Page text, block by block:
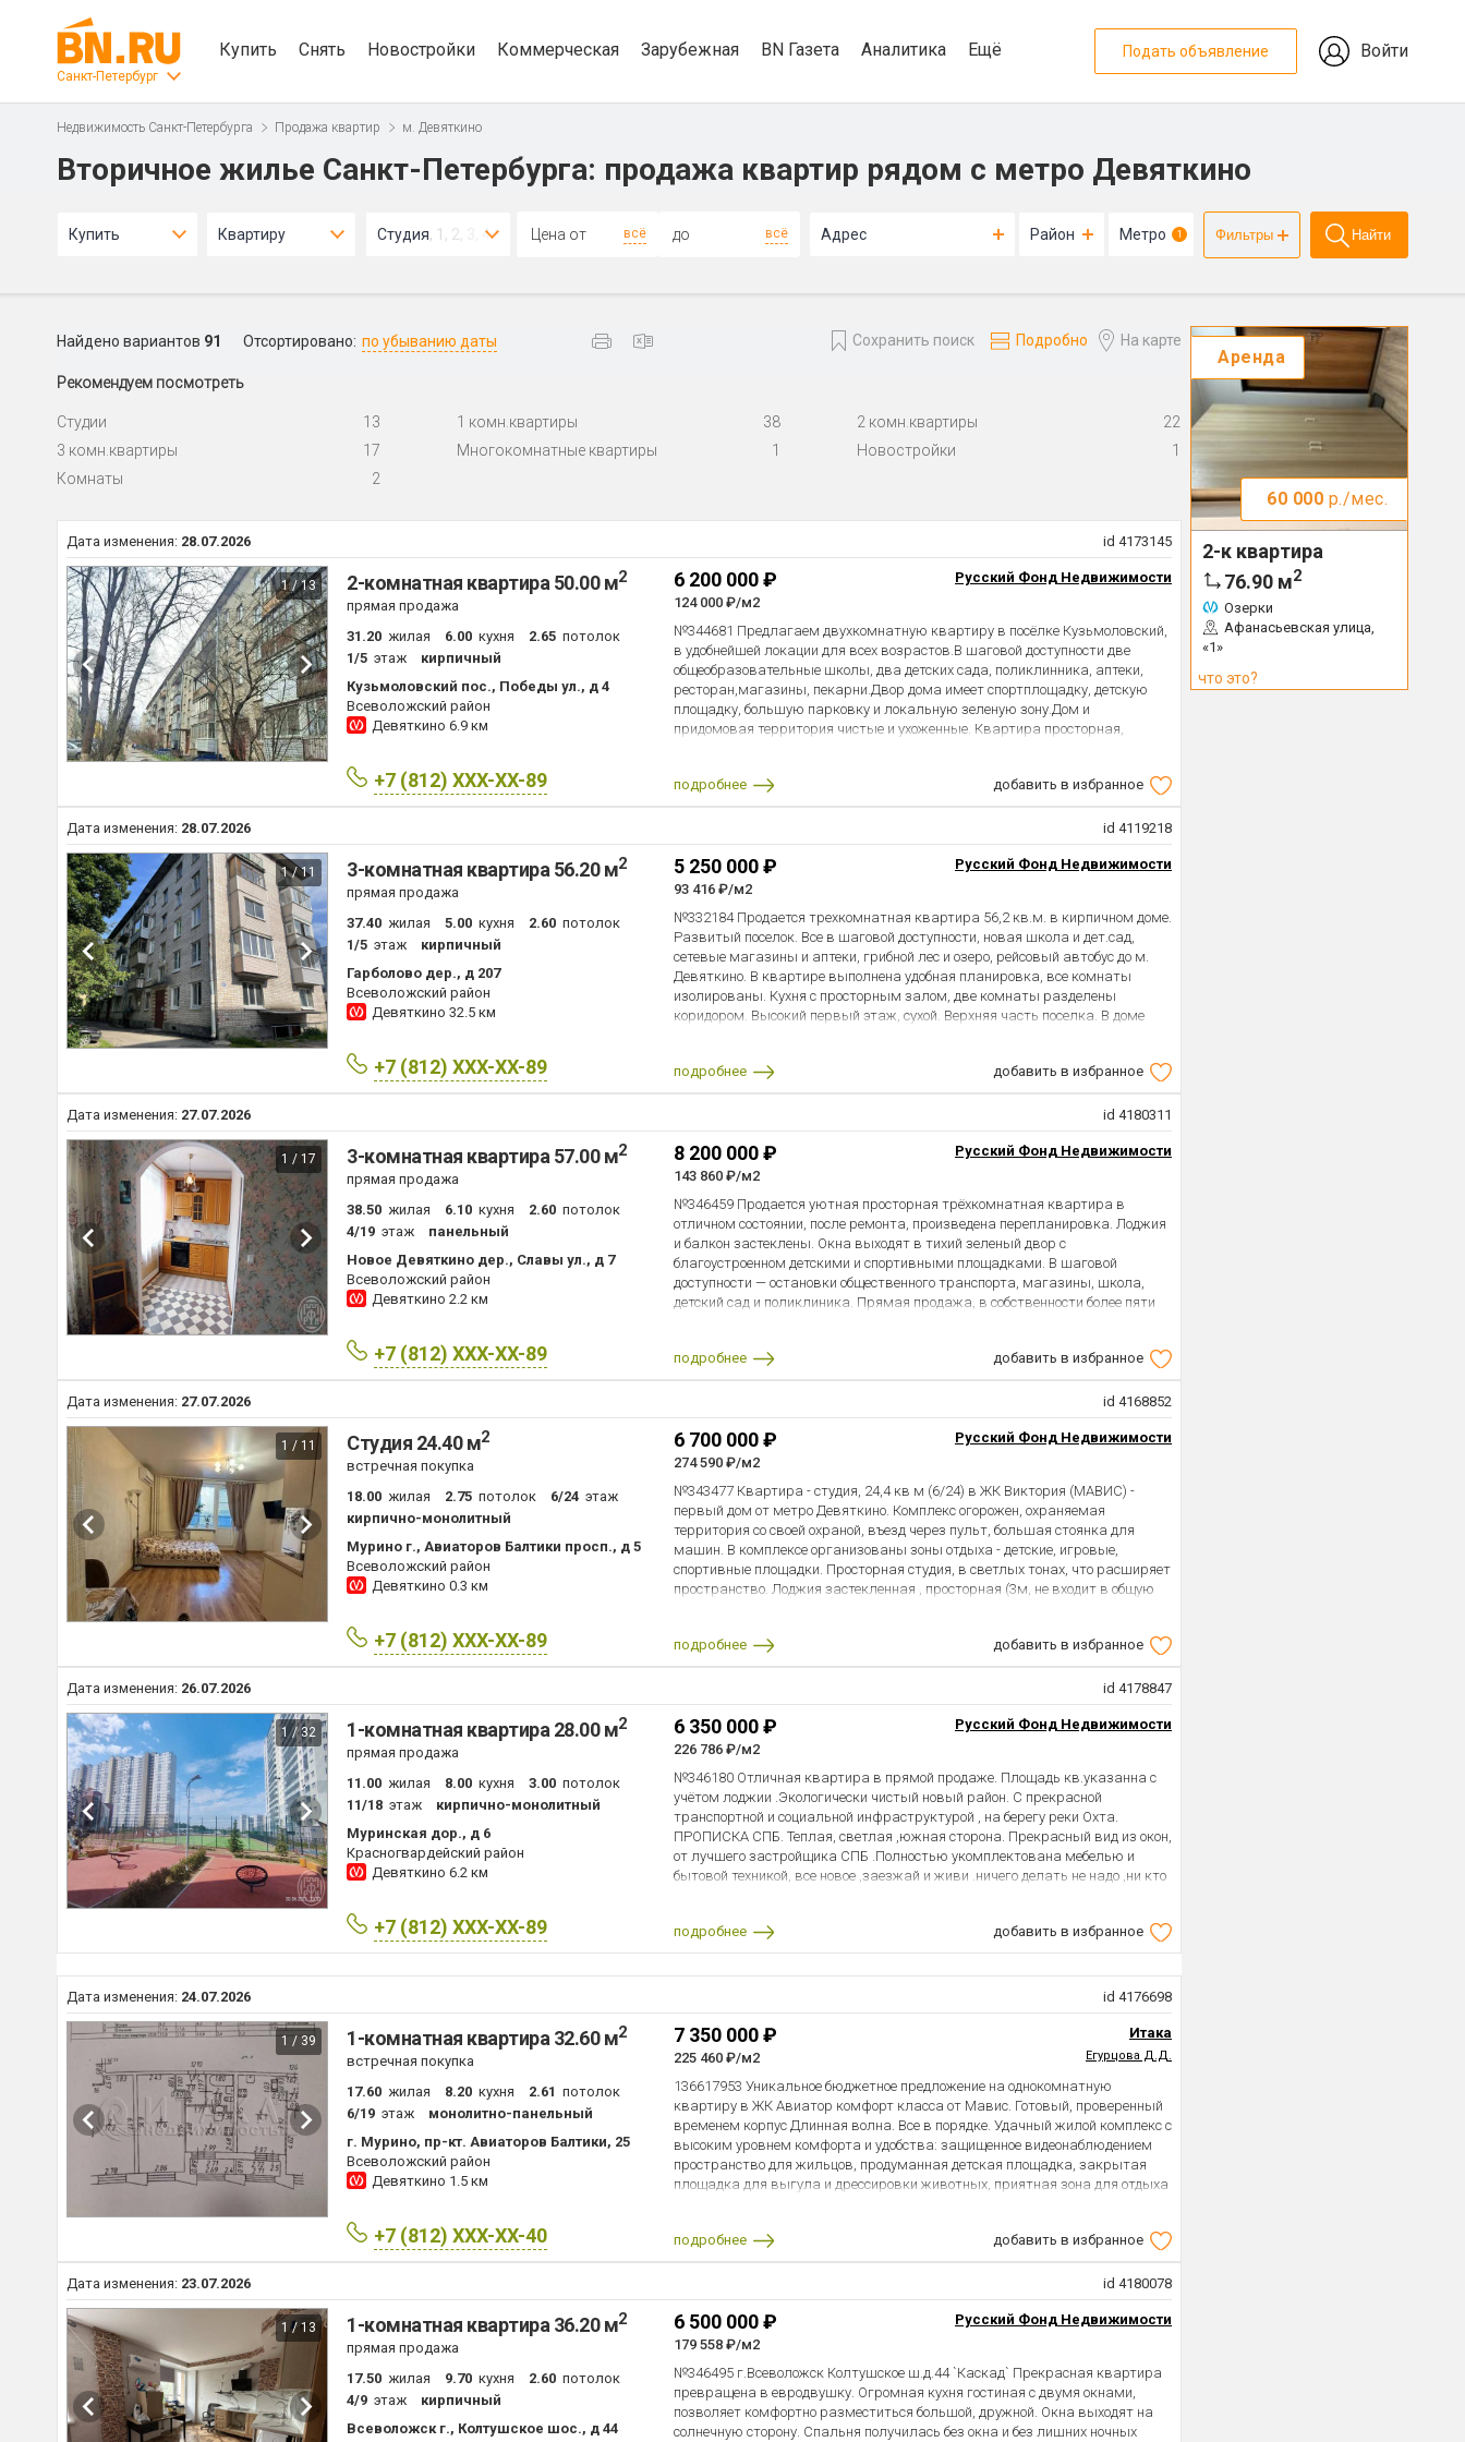
Санкт-Петербург
Купить Снять Новостройки Коммерческая Зарубежная BN Газета Аналитика Ещё Подать объявление Войти
Недвижимость Санкт-Петербурга Продажа квартир м. Девяткино
Вторичное жилье Санкт-Петербурга: продажа квартир рядом с метро Девяткино
Купить Квартиру Студия, 1, 2, 3, 4+ всё всё Адрес Район Метро 1 Фильтры Найти
Найдено вариантов 91 Отсортировано: по убыванию даты Сохранить поиск Подробно На карте
Рекомендуем посмотреть
Студии 13 1 комн.квартиры 38 2 комн.квартиры
22
3 комн.квартиры
17 Многокомнатные квартиры 1 Новостройки
1
Комнаты
2
Дата изменения: 28.07.2026 id 4173145
1 / 13 2-комнатная квартира 50.00 м2
прямая продажа
31.20 жилая 6.00 кухня 2.65 потолок
1/5 этаж
кирпичный
Кузьмоловский пос., Победы ул., д 4
Всеволожский район
Девяткино 6.9 км
+7 (812) XXX-XX-89
6 200 000 ₽
124 000 ₽/м2
Русский Фонд Недвижимости
№344681 Предлагаем двухкомнатную квартиру в посёлке Кузьмоловский,
в удобнейшей локации для всех возрастов.В шаговой доступности две
общеобразовательные школы, два детских сада, поликлинника, аптеки,
ресторан,магазины, пекарни.Двор дома имеет спортплощадку, детскую
площадку, большую парковку и локальную зеленую зону.Дом и
придомовая территория чистые и ухоженные. Квартира просторная,
счётчики. В квартире частично произведен ремонт, установлены новые
радиаторы отопления , стеклопакет. Обременений и задолженностей нет.
Свободная продажа. Подходит под ипотечное кредитование, субсидии,
материнский капитал. Ждем вас на просмотр.
подробнее добавить в избранное
Дата изменения: 28.07.2026 id 4119218
1 / 11 3-комнатная квартира 56.20 м2
прямая продажа
37.40 жилая 5.00 кухня 2.60 потолок
1/5 этаж
кирпичный
Гарболово дер., д 207
Всеволожский район
Девяткино 32.5 км
+7 (812) XXX-XX-89
5 250 000 ₽
93 416 ₽/м2
Русский Фонд Недвижимости
№332184 Продается трехкомнатная квартира 56,2 кв.м. в кирпичном доме.
Развитый поселок. Все в шаговой доступности, новая школа и дет.сад,
сетевые магазины и аптеки, грибной лес и озеро, рейсовый автобус до м.
Девяткино. В квартире выполнена удобная планировка, все комнаты
изолированы. Кухня с просторным залом, две комнаты разделены
коридором. Высокий первый этаж, сухой. Верхняя часть поселка. В доме
подробнее
добавить в избранное
Дата изменения: 27.07.2026 id 4180311
1 / 17 3-комнатная квартира 57.00 м2
прямая продажа
38.50 жилая 6.10 кухня 2.60 потолок
4/19 этаж
панельный
Новое Девяткино дер., Славы ул., д 7
Всеволожский район
Девяткино 2.2 км
+7 (812) XXX-XX-89
8 200 000 ₽
143 860 ₽/м2
Русский Фонд Недвижимости
№346459 Продается уютная просторная трёхкомнатная квартира в
отличном состоянии, после ремонта, произведена перепланировка. Лоджия
и балкон застеклены. Окна выходят в тихий зеленый двор с
благоустроенном детскими и спортивными площадками. В шаговой
доступности — остановки общественного транспорта, магазины, школа,
детский сад и поликлиника. Прямая продажа, в собственности более пяти
подробнее добавить в избранное
Дата изменения: 27.07.2026 id 4168852
1 / 11 Студия 24.40 м2
встречная покупка
18.00 жилая 2.75 потолок 6/24 этаж
кирпично-монолитный
Мурино г., Авиаторов Балтики просп., д 5
Всеволожский район
Девяткино 0.3 км
+7 (812) XXX-XX-89
6 700 000 ₽
274 590 ₽/м2
Русский Фонд Недвижимости
№343477 Квартира - студия, 24,4 кв м (6/24) в ЖК Виктория (МАВИС) -
первый дом от метро Девяткино. Комплекс огорожен, охраняемая
территория со своей охраной, въезд через пульт, большая стоянка для
машин. В комплексе организованы зоны отдыха - детские, игровые,
спортивные площадки. Просторная студия, в светлых тонах, что расширяет
пространство. Лоджия застекленная , просторная (3м, не входит в общую
красоты и прочее - вход с улицы. Этот вариант подходит для тех, кто ищет
рядом с метро, кто ценит закрытую, охраняемую территорию, качество
постройки дома - кирпично монолитный. Это был первый дом, построенный
компанией МАВИС в этом комплексе, который отвечал всем требованиям
постройки.... В доме 2 парадные, диспетчерская. Ждем на просмотры!
подробнее добавить в избранное
Дата изменения: 26.07.2026 id 4178847
1 / 32 1-комнатная квартира 28.00 м2
прямая продажа
11.00 жилая 8.00 кухня 3.00 потолок
11/18 этаж
кирпично-монолитный
Муринская дор., д 6
Красногвардейский район
Девяткино 6.2 км
+7 (812) XXX-XX-89
6 350 000 ₽
226 786 ₽/м2
Русский Фонд Недвижимости
№346180 Отличная квартира в прямой продаже. Площадь кв.указанна с
учётом лоджии .Экологически чистый новый район. С прекрасной
транспортной и социальной инфраструктурой , на берегу реки Охта.
ПРОПИСКА СПБ. Теплая, светлая ,южная сторона. Прекрасный вид из окон,
от лучшего застройщика СПБ .Полностью укомплектована мебелью и
бытовой техникой, все новое ,заезжай и живи .ничего делать не надо ,ни кто
.Один хороший собственник .Продажа в связи с переездом .есть видео. кв
.свободна и готова к заселению.Лучшее предложение цены и
качества.Отличный этаж.Без всяких обременений.долгов.проблем.
подробнее добавить в избранное
Дата изменения: 24.07.2026 id 4176698
1 / 39 1-комнатная квартира 32.60 м2
встречная покупка
17.60 жилая 8.20 кухня 2.61 потолок
6/19 этаж
монолитно-панельный
г. Мурино, пр-кт. Авиаторов Балтики, 25
Всеволожский район
Девяткино 1.5 км
+7 (812) XXX-XX-40
7 350 000 ₽
225 460 ₽/м2
Итака
Егурцова Д.Д.
136617953 Уникальное бюджетное предложение на однокомнатную
квартиру в ЖК Авиатор комфорт класса от Мавис. Готовый, проверенный
временем корпус Длинная волна. Все в порядке. Удачный жилой комплекс с
высоким уровнем комфорта и удобства: защищенное видеонаблюдением
пространство для жильцов, продуманная детская площадка, закрытая
площадка для выгула и дрессировки животных, приятная зона для отдыха
Рядом с ЖК прогулочная зона с фонтанами, милые кафе с доставкой еды.
Одна из лучших планировок однокомнатной квартиры. Просторная
комната справа. Кухня с лоджией. Вместительный санузел. Удобное
расположение квартиры в корпусе. Оставим сантехнику, кухню,
холодильник и стиральную машину - сразу можно жить. Организуем
оперативный просмотр.
подробнее добавить в избранное
Дата изменения: 23.07.2026 id 4180078
1 / 13 1-комнатная квартира 36.20 м2
прямая продажа
17.50 жилая 9.70 кухня 2.60 потолок
4/9 этаж
кирпичный
Всеволожск г., Колтушское шос., д 44
6 500 000 ₽
179 558 ₽/м2
Русский Фонд Недвижимости
№346495 г.Всеволожск Колтушское ш.д.44 `Каскад` Прекрасная квартира
превращена в евродвушку. Огромная кухня гостиная с двумя окнами,
позволяет комфортно разместиться большой, дружной. Окна выходят на
солнечную сторону. Спальня получилась без окна и без лишних ночных
Аренда
60 000 р./мес.
2-к квартира
76.90 м2
Озерки
Афанасьевская улица,
«1»
что это?